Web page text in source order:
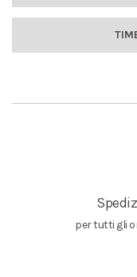
per tutti gli